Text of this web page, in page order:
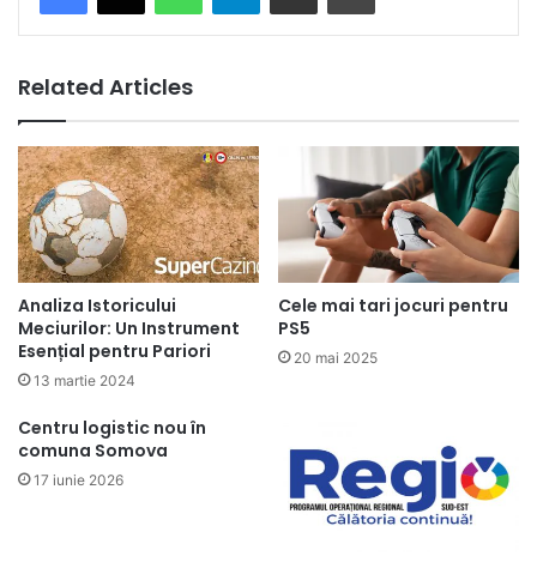
Related Articles
Analiza Istoricului
Meciurilor: Un Instrument
Esențial pentru Pariori
13 martie 2024
Cele mai tari jocuri pentru
PS5
20 mai 2025
Centru logistic nou în
comuna Somova
17 iunie 2026